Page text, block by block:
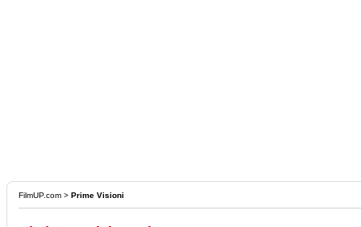
FilmUP.com > Prime Visioni